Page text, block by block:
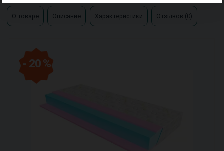
О товаре Описание Характеристики Отзывов (0)
- 20 %